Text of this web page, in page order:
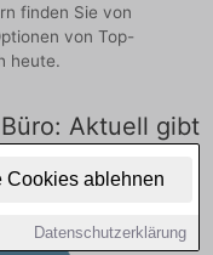
Cookies ablehnen
Datenschutzerklärung
finden Sie von
von Top-
heute.
Aktuell gibt
Ausbildung in